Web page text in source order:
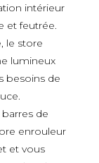
intérieur
et feutrée.
le store
lumineux
besoins de
de
enrouleur
et vous